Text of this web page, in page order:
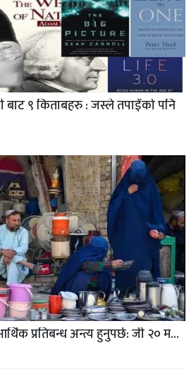
९ किताबहरु : जस्ले तपाईँको पनि
प्रतिबन्ध अन्त्य हुनुपर्छ: जी २० म...